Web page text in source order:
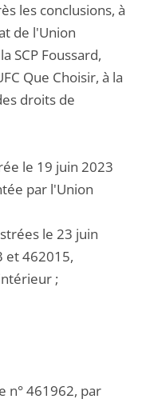
les conclusions, à
de l'Union
SCP Foussard,
Que Choisir, à la
droits de
le 19 juin 2023
par l'Union
le 23 juin
et 462015,
;
n° 461962, par